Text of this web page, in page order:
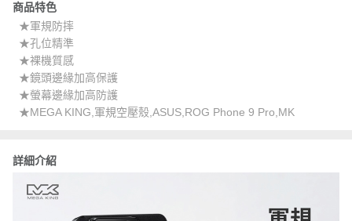
商品特色
★軍規防摔
★孔位精準
★裸機質感
★鏡頭邊緣加高保護
★螢幕邊緣加高防護
★MEGA KING,軍規空壓殼,ASUS,ROG Phone 9 Pro,MK
詳細介紹